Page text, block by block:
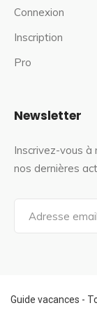
Connexion
Inscription
Pro
Newsletter
Inscrivez-vous
nos dernières
a
f
o
Guide vacances -